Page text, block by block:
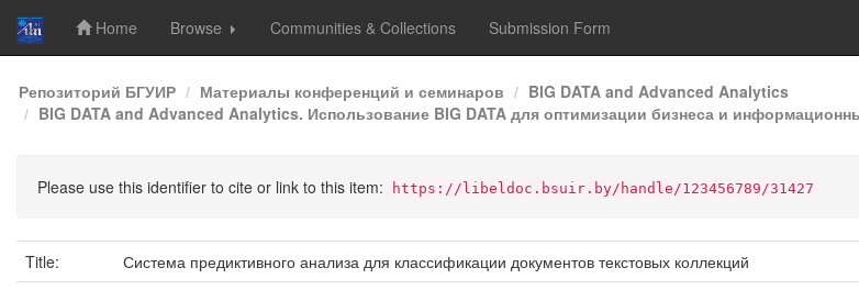
Skip
navigation
Home Browse Communities & Collections Submission Form
Репозиторий БГУИР Материалы конференций и семинаров
BIG DATA and Advanced Analytics
BIG DATA and Advanced Analytics. Использование BIG DATA для оптимизации бизнеса и
Please use this identifier to cite or link to this item: https://libeldoc.bsuir.by/handle/123456789/31427
Title:
Система предиктивного анализа для классификации документов текстовых коллекций